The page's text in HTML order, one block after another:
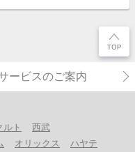
ービスのご案内
ルト
西武
オリックス
ハヤテ